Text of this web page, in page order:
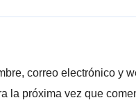
correo electrónico y
la próxima vez que